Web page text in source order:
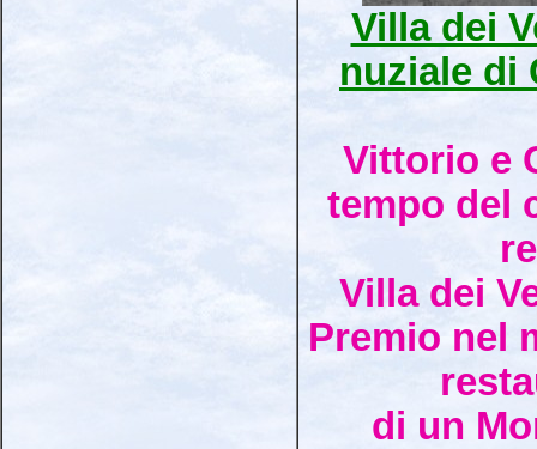
Villa dei
nuziale di
Vittorio e
tempo del
Villa dei
Premio nel
di un